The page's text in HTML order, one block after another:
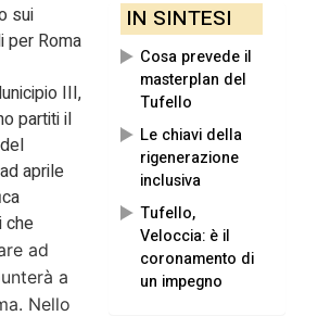
IN SINTESI
Cosa prevede il
masterplan del
Tufello
Le chiavi della
rigenerazione
inclusiva
Tufello,
Veloccia: è il
coronamento di
un impegno
sui
per Roma
III,
partiti il
aprile
che
ad
a
Nello